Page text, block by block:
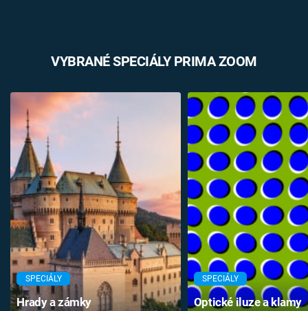
VYBRANÉ SPECIÁLY PRIMA ZOOM
SPECIÁLY
Hrady a zámky
SPECIÁLY
Optické iluze a klamy